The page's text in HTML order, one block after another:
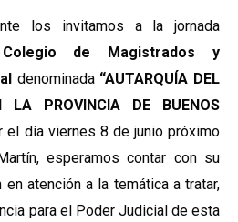
los invitamos a la jornada
Colegio de Magistrados y
denominada “AUTARQUÍA DEL
LA PROVINCIA DE BUENOS
el día viernes 8 de junio próximo
esperamos contar con su
atención a la temática a tratar,
para el Poder Judicial de esta